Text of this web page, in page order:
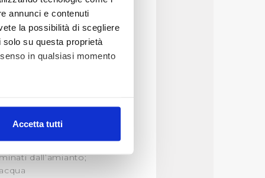
annunci e contenuti
la possibilità di scegliere
su questa proprietà
in qualsiasi momento
(impronte
dettagli. Puoi
Accetta tutti
di
stati proposti
dall’amianto;